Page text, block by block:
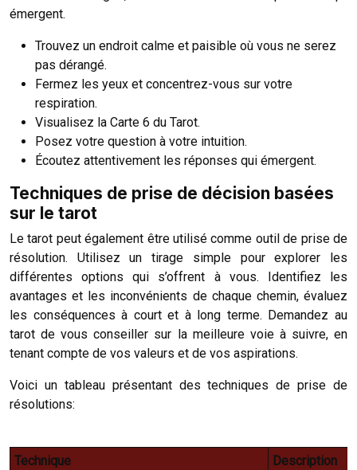
émergent.
Trouvez un endroit calme et paisible où vous ne serez
pas dérangé.
Fermez les yeux et concentrez-vous sur votre
respiration.
Visualisez la Carte 6 du Tarot.
Posez votre question à votre intuition.
Écoutez attentivement les réponses qui émergent.
Techniques de prise de décision basées
sur le tarot
Le tarot peut également être utilisé comme outil de prise de
résolution. Utilisez un tirage simple pour explorer les
différentes options qui s’offrent à vous. Identifiez les
avantages et les inconvénients de chaque chemin, évaluez
les conséquences à court et à long terme. Demandez au
tarot de vous conseiller sur la meilleure voie à suivre, en
tenant compte de vos valeurs et de vos aspirations.
Voici un tableau présentant des techniques de prise de
résolutions:
Technique
Description